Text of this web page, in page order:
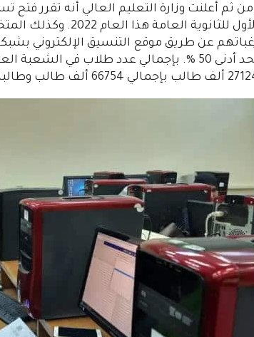
ثم أعلنت وزارة التعليم العالي أنه تقرر فتح
الأول للثانوية
عن طريق موقع التنسيق الإلكتروني
طالب بإجمالي 66754 ألف طالب وطالبة.